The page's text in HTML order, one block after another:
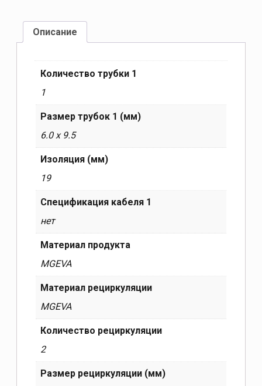
Описание
Количество трубки 1
1
Размер трубок 1 (мм)
6.0 x 9.5
Изоляция (мм)
19
Спецификация кабеля 1
нет
Материал продукта
MGEVA
Материал рециркуляции
MGEVA
Количество рециркуляции
2
Размер рециркуляции (мм)